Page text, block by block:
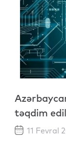
təqdim
11 Fevral